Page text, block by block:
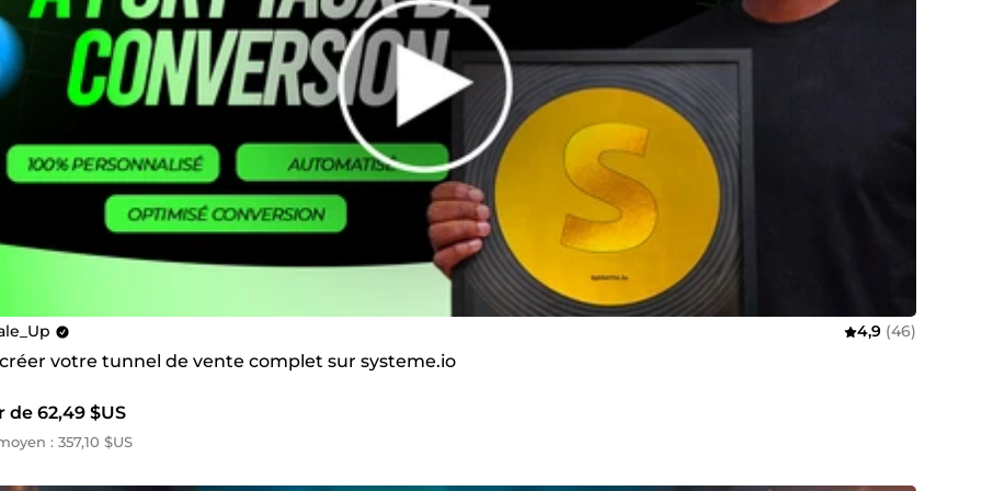
4,9 (46)
votre tunnel de vente complet sur systeme.io
de 62,49 $US
: 357,10 $US